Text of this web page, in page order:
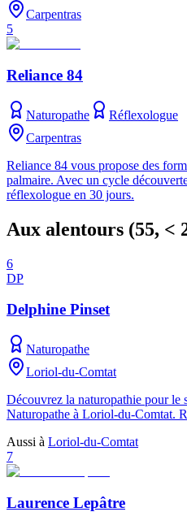
Carpentras
5
Reliance 84
Naturopathe
Réflexologue
Carpentras
Reliance 84 vous propose des
palmaire. Avec un cycle
réflexologue en 30 jours.
Aux alentours (55, <
6
DP
Delphine Pinset
Naturopathe
Loriol-du-Comtat
Découvrez la naturopathie pour le
Naturopathe à Loriol-du-Comtat.
Aussi à Loriol-du-Comtat
7
Laurence Lepâtre